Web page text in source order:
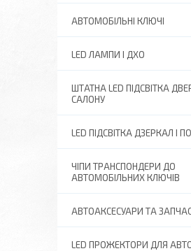
АВТОМОБІЛЬНІ КЛЮЧІ
LED ЛАМПИ І ДХО
ШТАТНА LED ПІДСВІТКА
САЛОНУ
LED ПІДСВІТКА ДЗЕРКАЛ І
ЧІПИ ТРАНСПОНДЕРИ ДО
АВТОМОБІЛЬНИХ КЛЮЧІВ
АВТОАКСЕСУАРИ ТА
LED ПРОЖЕКТОРИ ДЛЯ